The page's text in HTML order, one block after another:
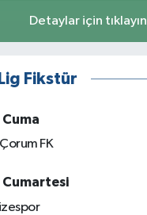
Detaylar için tıklayın
Fikstür
FK
Cumartesi